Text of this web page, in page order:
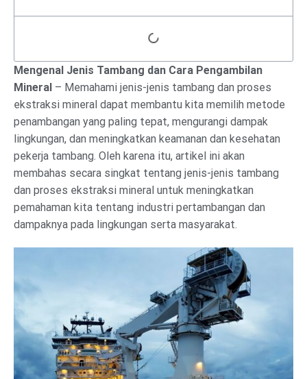
Mengenal Jenis Tambang dan Cara Pengambilan
Mineral – Memahami jenis-jenis tambang dan proses
ekstraksi mineral dapat membantu kita memilih metode
penambangan yang paling tepat, mengurangi dampak
lingkungan, dan meningkatkan keamanan dan kesehatan
pekerja tambang. Oleh karena itu, artikel ini akan
membahas secara singkat tentang jenis-jenis tambang
dan proses ekstraksi mineral untuk meningkatkan
pemahaman kita tentang industri pertambangan dan
dampaknya pada lingkungan serta masyarakat.